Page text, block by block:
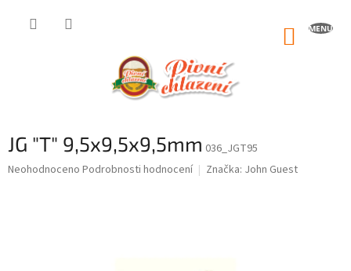
JG "T" 9,5x9,5x9,5mm 036_JGT95
Průměrné
Neohodnoceno Podrobnosti hodnocení Značka: John Guest